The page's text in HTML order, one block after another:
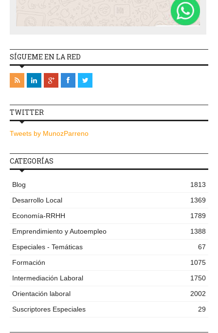
SÍGUEME EN LA RED
TWITTER
Tweets by MunozParreno
CATEGORÍAS
Blog
1813
Desarrollo Local
1369
Economía-RRHH
1789
Emprendimiento y Autoempleo
1388
Especiales - Temáticas
67
Formación
1075
Intermediación Laboral
1750
Orientación laboral
2002
Suscriptores Especiales
29